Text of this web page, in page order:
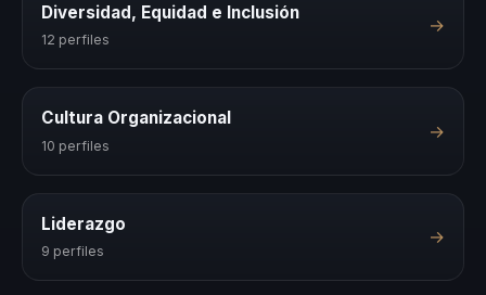
Diversidad, Equidad e Inclusión
12 perfiles
→
Cultura Organizacional
10 perfiles
→
Liderazgo
9 perfiles
→